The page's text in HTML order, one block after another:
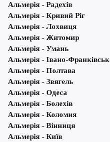
Альмерія - Радехів
Альмерія - Кривий Ріг
Альмерія - Лохвиця
Альмерія - Житомир
Альмерія - Умань
Альмерія - Івано-Франківськ
Альмерія - Полтава
Альмерія - Звягель
Альмерія - Одеса
Альмерія - Болехів
Альмерія - Коломия
Альмерія - Вінниця
Альмерія - Київ